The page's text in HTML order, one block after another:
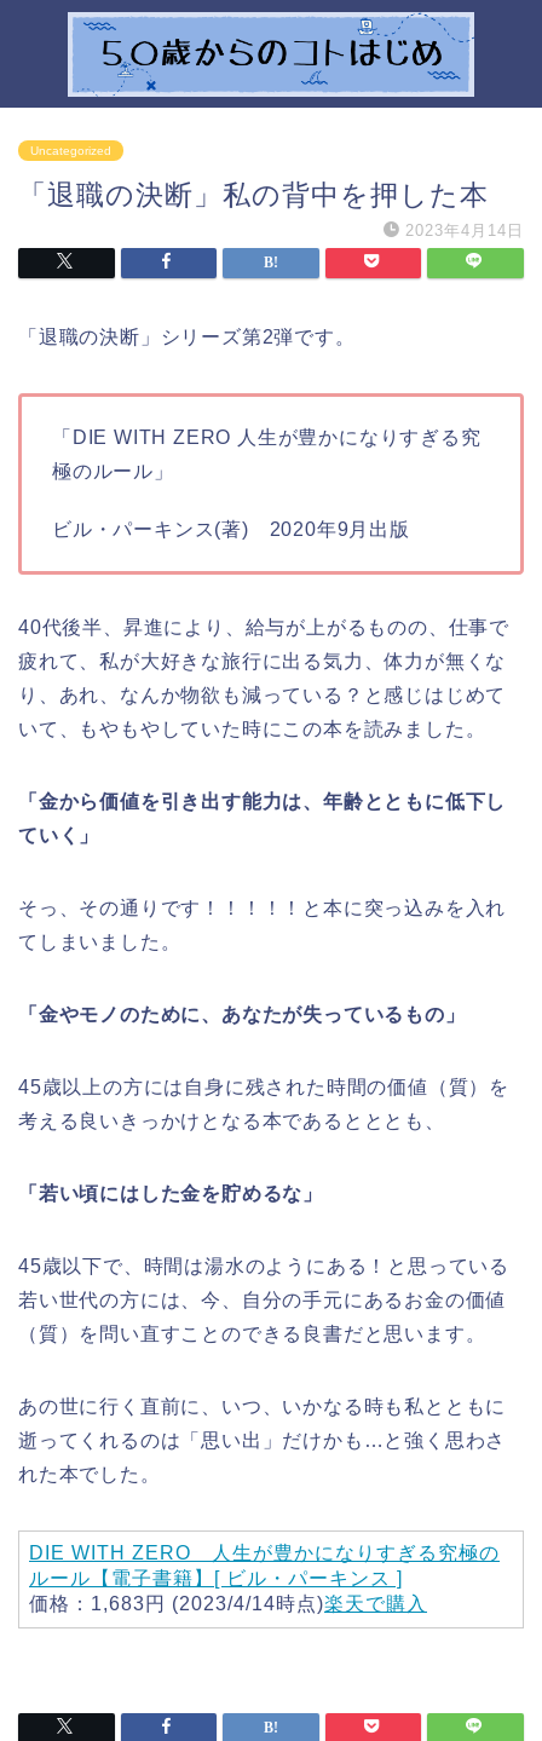
Uncategorized
「退職の決断」私の背中を押した本
2023年4月14日
「退職の決断」シリーズ第2弾です。
「DIE WITH ZERO 人生が豊かになりすぎる究
極のルール」
ビル・パーキンス(著) 2020年9月出版
40代後半、昇進により、給与が上がるものの、仕事で
疲れて、私が大好きな旅行に出る気力、体力が無くな
り、あれ、なんか物欲も減っている？と感じはじめて
いて、もやもやしていた時にこの本を読みました。
「金から価値を引き出す能力は、年齢とともに低下し
ていく」
そっ、その通りです！！！！！と本に突っ込みを入れ
てしまいました。
「金やモノのために、あなたが失っているもの」
45歳以上の方には自身に残された時間の価値（質）を
考える良いきっかけとなる本であるとととも、
「若い頃にはした金を貯めるな」
45歳以下で、時間は湯水のようにある！と思っている
若い世代の方には、今、自分の手元にあるお金の価値
（質）を問い直すことのできる良書だと思います。
あの世に行く直前に、いつ、いかなる時も私とともに
逝ってくれるのは「思い出」だけかも…と強く思わさ
れた本でした。
DIE WITH ZERO 人生が豊かになりすぎる究極の
ルール【電子書籍】[ ビル・パーキンス ]
価格：1,683円 (2023/4/14時点)楽天で購入